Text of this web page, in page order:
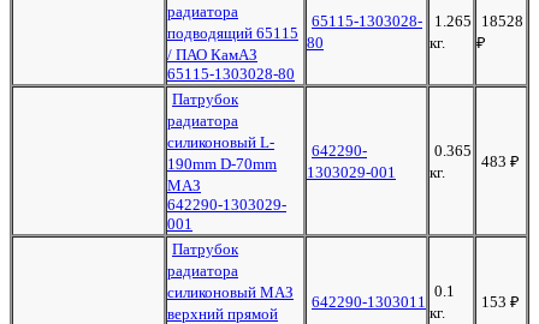
радиатора
подводящий 65115
/ ПАО КамАЗ
65115-1303028-80
65115-1303028-
80
1.265
кг.
18528
₽
Патрубок
радиатора
силиконовый L-
190mm D-70mm
МАЗ
642290-1303029-
001
642290-
1303029-001
0.365
кг.
483 ₽
Патрубок
радиатора
силиконовый МАЗ
верхний прямой
642290-1303011
0.1
кг.
153 ₽